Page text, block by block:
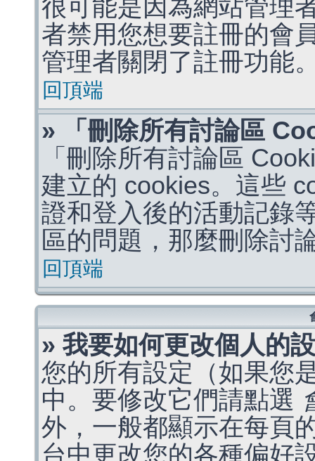
很可能是因為網站管理
者禁用您想要註冊的會
管理者關閉了註冊功能
回頂端
» 「刪除所有討論區
「刪除所有討論區
建立的 cookies。這些
證和登入後的活動記錄
區的問題，那麼刪除討
回頂端
» 我要如何更改個人的
您的所有設定（如果您
中。要修改它們請點選
外，一般都顯示在每頁
台中更改您的各種偏好